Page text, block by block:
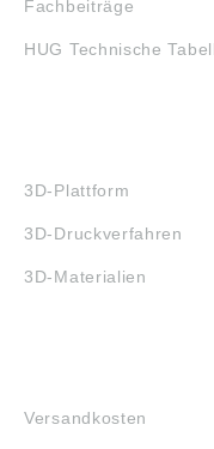
Fachbeiträge
HUG Technische
3D-Plattform
3D-Druckverfahren
3D-Materialien
Versandkosten